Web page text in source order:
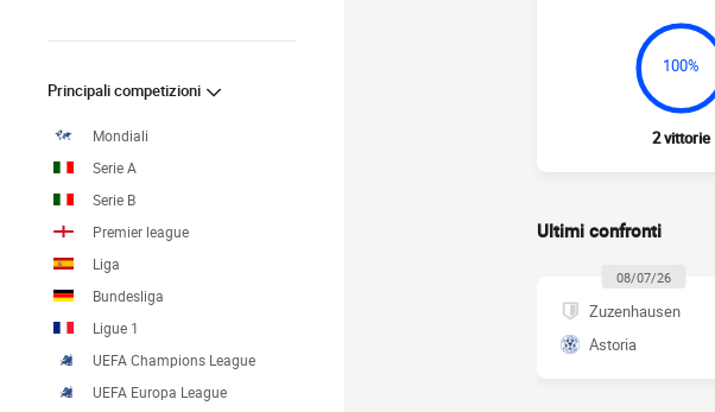
Principali competizioni
Mondiali
Serie A
Serie B
Premier league
Liga
Bundesliga
Ligue 1
UEFA Champions League
UEFA Europa League
100%
2 vittorie
Ultimi confronti
08/07/26
Zuzenhausen
Astoria